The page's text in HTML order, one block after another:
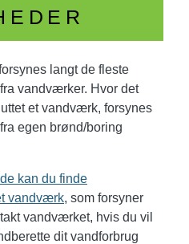
langt de fleste
vandværker. Hvor det
et vandværk, forsynes
egen brønd/boring
kan du finde
vandværk, som forsyner
vandværket, hvis du vil
dit vandforbrug